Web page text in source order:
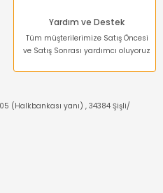
Yardım ve Destek
Tüm müşterilerimize Satış Öncesi
ve Satış Sonrası yardımcı oluyoruz
(Halkbankası yanı) , 34384 Şişli/